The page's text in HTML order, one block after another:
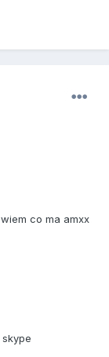
co ma amxx
skype